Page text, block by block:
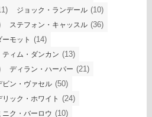
ジョック・ランデール (10)
ステフォン・キャッスル (36)
モット (14)
ティム・ダンカン (13)
ディラン・ハーパー (21)
ビン・ヴァセル (50)
リック・ホワイト (24)
ニク・バーロウ (10)